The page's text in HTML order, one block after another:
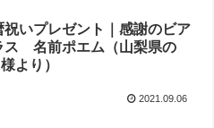
祝いプレゼント｜感謝のビア
ス 名前ポエム（山梨県の
より）
2021.09.06